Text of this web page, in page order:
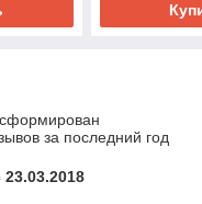
за последний год
23.03.2018